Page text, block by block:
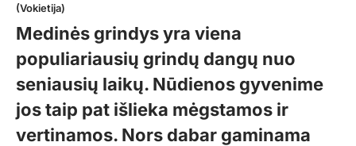
(Vokietija)
Medinės grindys yra viena
populiariausių grindų dangų nuo
seniausių laikų. Nūdienos gyvenime
jos taip pat išlieka mėgstamos ir
vertinamos. Nors dabar gaminama